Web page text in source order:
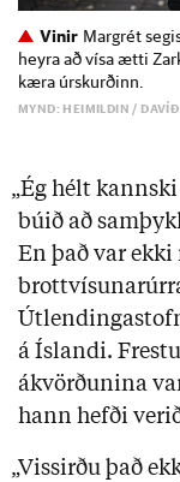
Vinir Margrét
heyra að vísa ætti
kæra úrskurðinn.
MYND: HEIMILDIN / DAVÍÐ
„Ég hélt
búið að
En það var
á Íslandi.
ákvörðunina
hann hefði
„Vissirðu það